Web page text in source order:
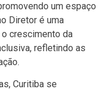
um espaço
Diretor é uma
crescimento da
refletindo as
Curitiba se